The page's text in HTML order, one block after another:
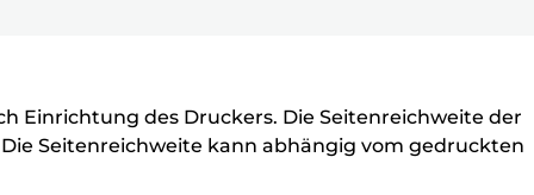
Einrichtung des Druckers. Die Seitenreichweite der
Seitenreichweite kann abhängig vom gedruckten